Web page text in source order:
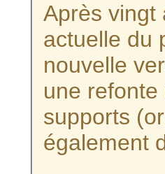
Après vingt
actuelle du
nouvelle
une
supports
également